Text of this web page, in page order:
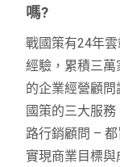
嗎?
戰國策有24年
經驗，累積三
的企業經營顧
國策的三大服
路行銷顧問 –
實現商業目標